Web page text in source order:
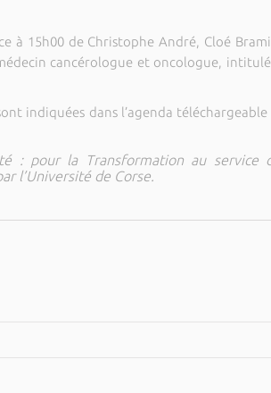
à 15h00 de Christophe André, Cloé
cancérologue et oncologue,
indiquées dans l’agenda téléchargeable
: pour la Transformation au service
l’Université de Corse.